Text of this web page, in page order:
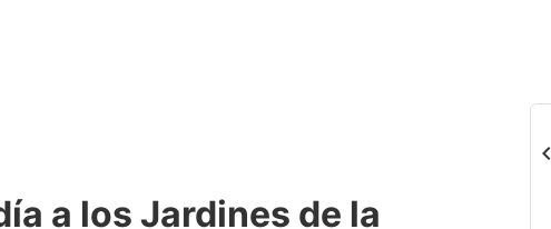
a los Jardines de la
chevron_left